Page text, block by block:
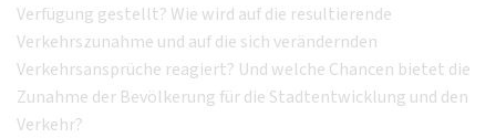
Verfügung gestellt? Wie wird auf die resultierende
Verkehrszunahme und auf die sich verändernden
Verkehrsansprüche reagiert? Und welche Chancen bietet die
Zunahme der Bevölkerung für die Stadtentwicklung und den
Verkehr?